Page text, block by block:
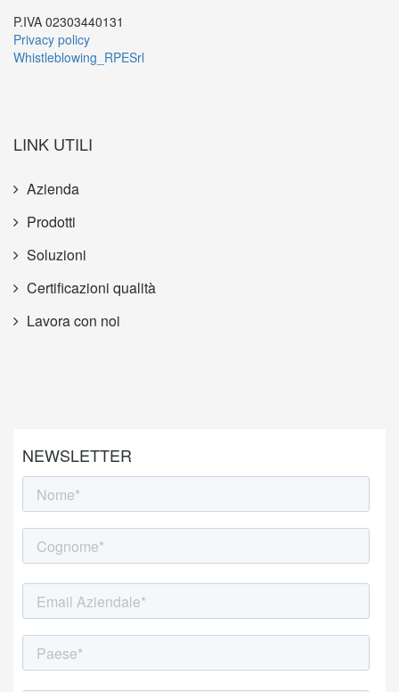
P.IVA 02303440131
Privacy policy
Whistleblowing_RPESrl
LINK UTILI
Azienda
Prodotti
Soluzioni
Certificazioni qualità
Lavora con noi
NEWSLETTER